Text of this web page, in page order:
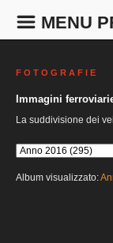
MENU
F O T O G R A F I E
Immagini
La suddivisione dei
Album visualizzato: